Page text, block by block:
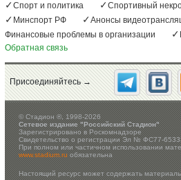
Спорт и политика
Спортивный
Минспорт РФ
Анонсы
Финансовые проблемы в организации
Обратная связь
Присоединяйтесь →
©Стадион ®, 1998-2026
Сетевое издание "Российский Стадион"
Зарегистрировано в Роскомнадзоре
Свидетельство о регистрации Эл № ФС77-
При полном или частичном использовании
www.stadium.ruобязательна
Настоящий ресурс может содержать